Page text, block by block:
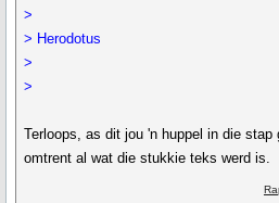
>
> Herodotus
>
>
Terloops, as dit jou 'n huppel in die
omtrent al wat die stukkie teks werd is.